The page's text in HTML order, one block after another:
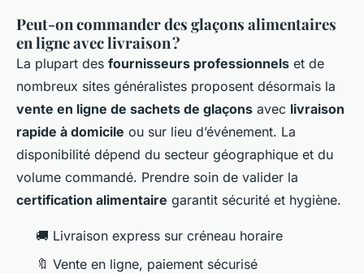
Peut-on commander des glaçons alimentaires
en ligne avec livraison ?
La plupart des fournisseurs professionnels et de
nombreux sites généralistes proposent désormais la
vente en ligne de sachets de glaçons avec livraison
rapide à domicile ou sur lieu d’événement. La
disponibilité dépend du secteur géographique et du
volume commandé. Prendre soin de valider la
certification alimentaire garantit sécurité et hygiène.
🚚 Livraison express sur créneau horaire
🔖 Vente en ligne, paiement sécurisé